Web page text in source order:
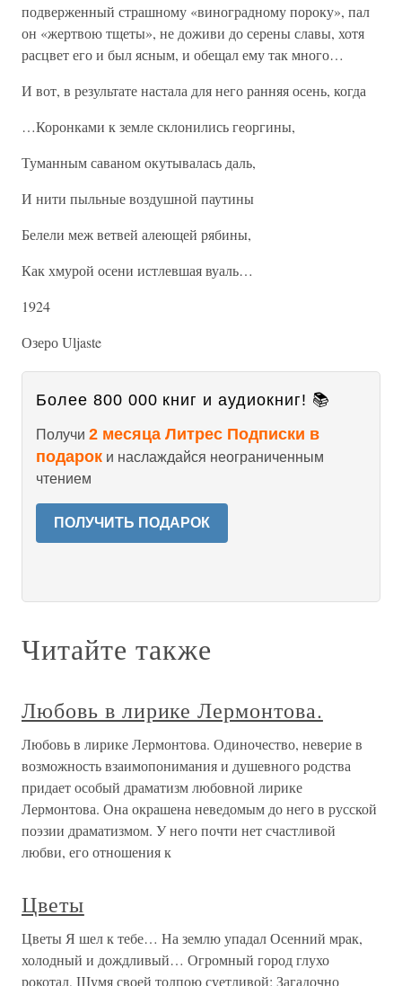
подверженный страшному «виноградному пороку», пал
он «жертвою тщеты», не доживи до серены славы, хотя
расцвет его и был ясным, и обещал ему так много…
И вот, в результате настала для него ранняя осень, когда
…Коронками к земле склонились георгины,
Туманным саваном окутывалась даль,
И нити пыльные воздушной паутины
Белели меж ветвей алеющей рябины,
Как хмурой осени истлевшая вуаль…
1924
Озеро Uljaste
Более 800 000 книг и аудиокниг! 📚
Получи 2 месяца Литрес Подписки в
подарок и наслаждайся неограниченным
чтением
ПОЛУЧИТЬ ПОДАРОК
Читайте также
Любовь в лирике Лермонтова.
Любовь в лирике Лермонтова. Одиночество, неверие в
возможность взаимопонимания и душевного родства
придает особый драматизм любовной лирике
Лермонтова. Она окрашена неведомым до него в русской
поэзии драматизмом. У него почти нет счастливой
любви, его отношения к
Цветы
Цветы Я шел к тебе… На землю упадал Осенний мрак,
холодный и дождливый… Огромный город глухо
рокотал, Шумя своей толпою суетливой; Загадочно